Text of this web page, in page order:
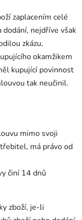
zaplacením celé
dodání, nejdříve však
zkázu,
okamžikem
kupující povinnost
tak neučinil.
mimo svoji
má právo od
činí 14 dnů
zboží, je-li